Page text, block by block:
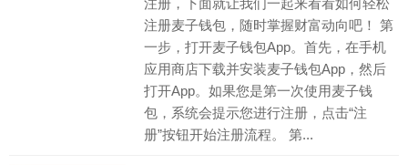
注册，下面就让我们一起来看看如何轻松
注册麦子钱包，随时掌握财富动向吧！ 第
一步，打开麦子钱包App。首先，在手机
应用商店下载并安装麦子钱包App，然后
打开App。如果您是第一次使用麦子钱
包，系统会提示您进行注册，点击“注
册”按钮开始注册流程。 第...